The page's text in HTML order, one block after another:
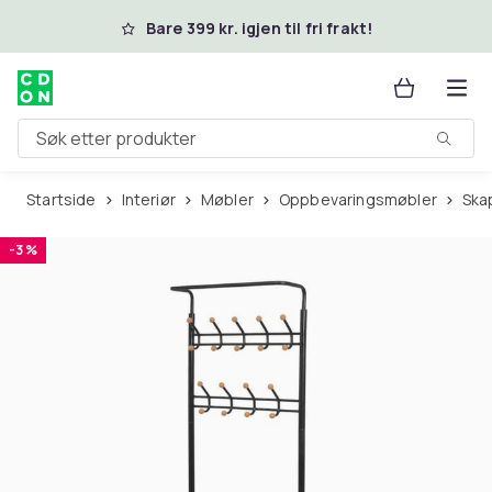
Hopp til hovedinnholdBare 399 kr. igjen til fri frakt!
Søk etter produkter
Startside Interiør Møbler Oppbevaringsmøbler
-3 %